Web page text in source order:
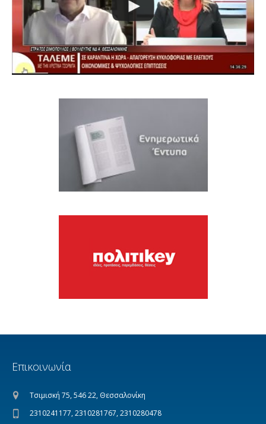
Επικοινωνία
Τσιμισκή 75, 546 22, Θεσσαλονίκη
2310241177, 2310281767, 2310280478